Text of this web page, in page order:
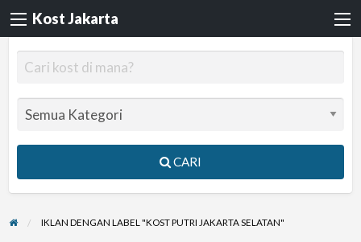
Kost Jakarta
CARI
IKLAN DENGAN LABEL "KOST PUTRI JAKARTA SELATAN"